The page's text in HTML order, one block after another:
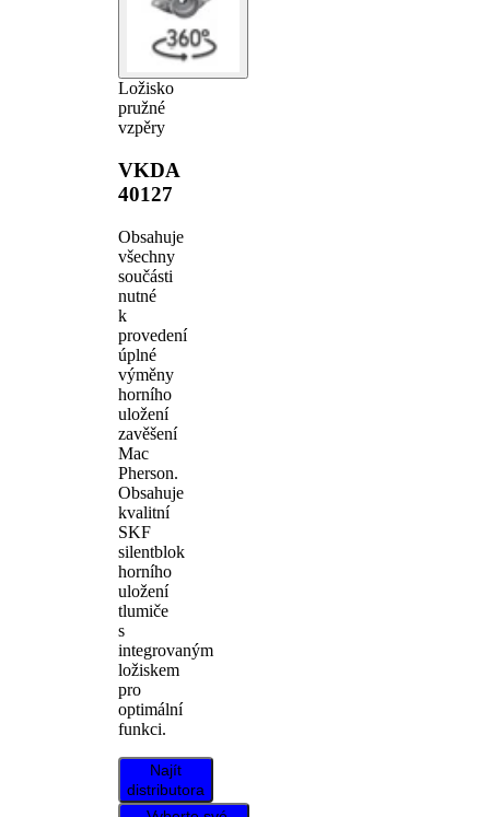
Ložisko
pružné
vzpěry
VKDA
40127
Obsahuje
všechny
součásti
nutné
k
provedení
úplné
výměny
horního
uložení
zavěšení
Mac
Pherson.
Obsahuje
kvalitní
SKF
silentblok
horního
uložení
tlumiče
s
integrovaným
ložiskem
pro
optimální
funkci.
Najít
distributora